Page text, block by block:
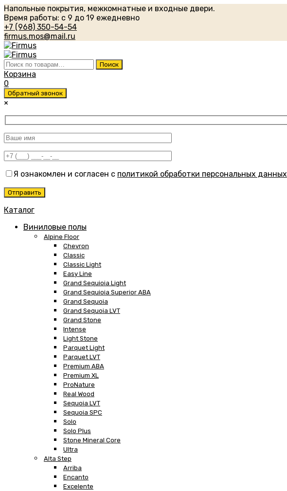
Напольные покрытия, межкомнатные и входные двери.
Время работы: с 9 до 19 ежедневно
+7 (968) 350-54-54
firmus.mos@mail.ru
Искать: Поиск
Корзина
0
Обратный звонок
×
Я ознакомлен и согласен с политикой обработки персональных данных
Каталог
Виниловые полы
Alpine Floor
Chevron
Classic
Classic Light
Easy Line
Grand Sequioia Light
Grand Sequioia Superior ABA
Grand Sequoia
Grand Sequoia LVT
Grand Stone
Intense
Light Stone
Parquet Light
Parquet LVT
Premium ABA
Premium XL
ProNature
Real Wood
Sequoia LVT
Sequoia SPC
Solo
Solo Plus
Stone Mineral Core
Ultra
Alta Step
Arriba
Encanto
Excelente